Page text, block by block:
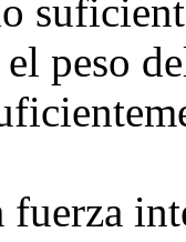
peso
fuerza